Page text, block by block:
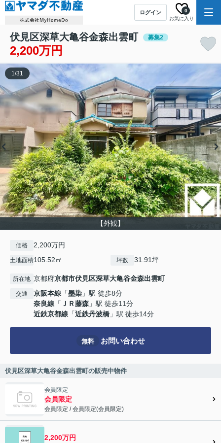
ログイン
お気に入り
0
伏見区深草大亀谷金森出雲町 募集2
2,200万円
【外観】
1/31
価格 2,200万円
土地面積105.52㎡ 坪数 31.91坪
所在地 京都府京都市伏見区深草大亀谷金森出雲町
交通 京阪本線 「墨染 」駅 徒歩8分
奈良線 「 ＪＲ藤森 」駅 徒歩11分
近鉄京都線 「近鉄丹波橋 」駅 徒歩14分
無料 お問い合わせ
伏見区深草大亀谷金森出雲町の販売中物件
会員限定">
会員限定
会員限定
会員限定 /会員限定(会員限定)
2,200万円